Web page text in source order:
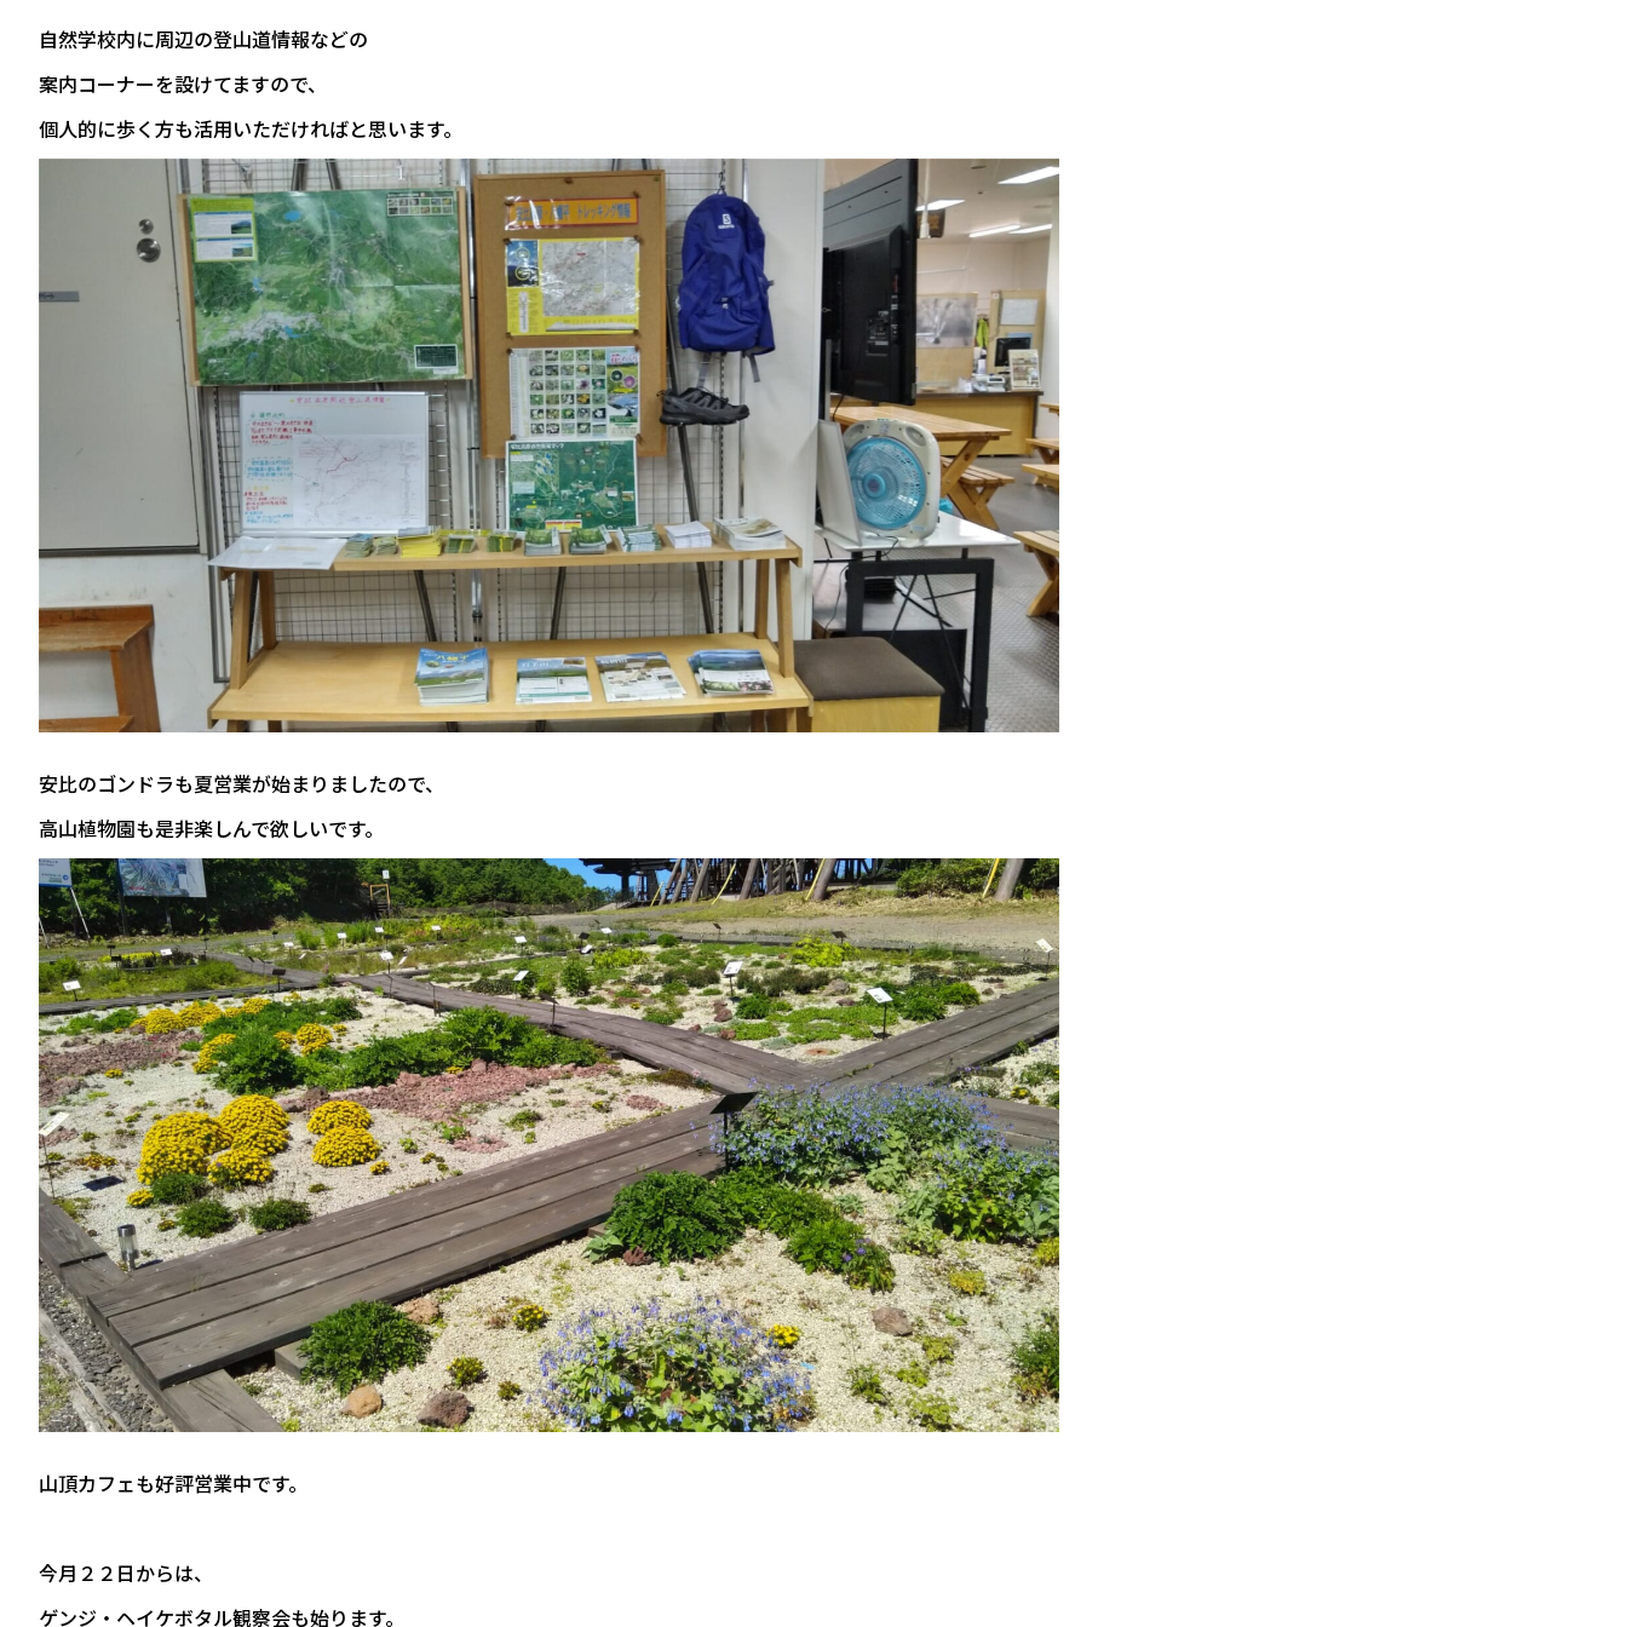
自然学校内に周辺の登山道情報などの
案内コーナーを設けてますので、
個人的に歩く方も活用いただければと思います。
安比のゴンドラも夏営業が始まりましたので、
高山植物園も是非楽しんで欲しいです。
山頂カフェも好評営業中です。
今月２２日からは、
ゲンジ・ヘイケボタル観察会も始ります。